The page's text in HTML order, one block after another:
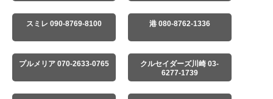
スミレ 090-8769-8100 港 080-8762-1336
プルメリア 070-2633-0765
クルセイダーズ川崎 03-
6277-1739